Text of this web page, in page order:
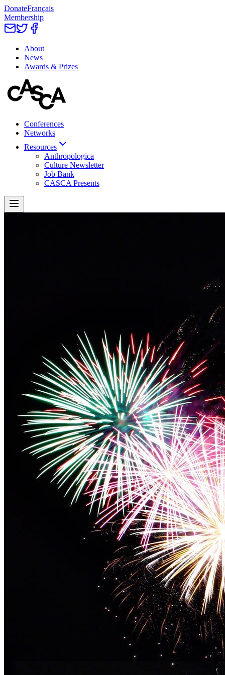
DonateFrançais
Membership
About
News
Awards & Prizes
Conferences
Networks
Resources
Anthropologica
Culture Newsletter
Job Bank
CASCA Presents